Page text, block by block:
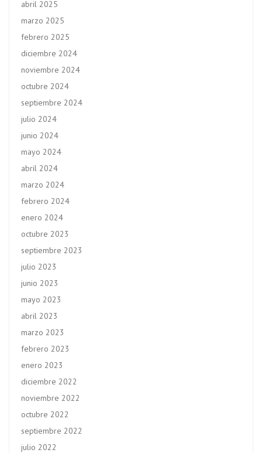
abril 2025
marzo 2025
febrero 2025
diciembre 2024
noviembre 2024
octubre 2024
septiembre 2024
julio 2024
junio 2024
mayo 2024
abril 2024
marzo 2024
febrero 2024
enero 2024
octubre 2023
septiembre 2023
julio 2023
junio 2023
mayo 2023
abril 2023
marzo 2023
febrero 2023
enero 2023
diciembre 2022
noviembre 2022
octubre 2022
septiembre 2022
julio 2022